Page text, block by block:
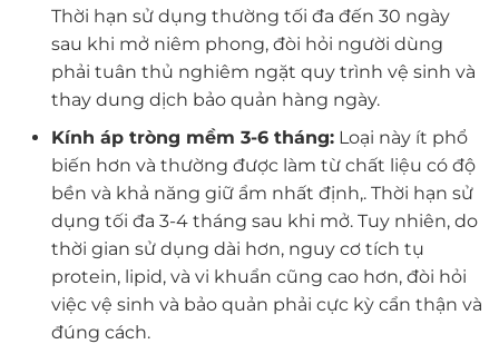
Thời hạn sử dụng thường tối đa đến 30 ngày
sau khi mở niêm phong, đòi hỏi người dùng
phải tuân thủ nghiêm ngặt quy trình vệ sinh và
thay dung dịch bảo quản hàng ngày.
Kính áp tròng mềm 3-6 tháng:Loại này ít phổ
biến hơn và thường được làm từ chất liệu có độ
bền và khả năng giữ ẩm nhất định,. Thời hạn sử
dụng tối đa 3-4 tháng sau khi mở. Tuy nhiên, do
thời gian sử dụng dài hơn, nguy cơ tích tụ
protein, lipid, và vi khuẩn cũng cao hơn, đòi hỏi
việc vệ sinh và bảo quản phải cực kỳ cẩn thận và
đúng cách.